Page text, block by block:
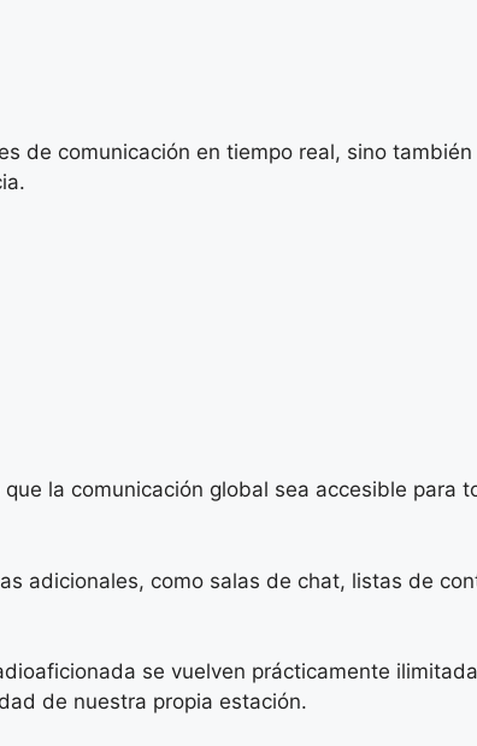
de comunicación en tiempo real, sino
la comunicación global sea accesible para
adicionales, como salas de chat, listas de
se vuelven prácticamente
de nuestra propia estación.